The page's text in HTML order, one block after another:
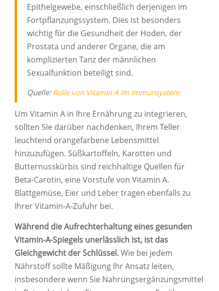
Epithelgewebe, einschließlich derjenigen im
Fortpflanzungssystem. Dies ist besonders
wichtig für die Gesundheit der Hoden, der
Prostata und anderer Organe, die am
komplizierten Tanz der männlichen
Sexualfunktion beteiligt sind.
Quelle: Rolle von Vitamin A im Immunsystem
Um Vitamin A in Ihre Ernährung zu integrieren,
sollten Sie darüber nachdenken, Ihrem Teller
leuchtend orangefarbene Lebensmittel
hinzuzufügen. Süßkartoffeln, Karotten und
Butternusskürbis sind reichhaltige Quellen für
Beta-Carotin, eine Vorstufe von Vitamin A.
Blattgemüse, Eier und Leber tragen ebenfalls zu
Ihrer Vitamin-A-Zufuhr bei.
Während die Aufrechterhaltung eines gesunden
Vitamin-A-Spiegels unerlässlich ist, ist das
Gleichgewicht der Schlüssel.Wie bei jedem
Nährstoff sollte Mäßigung Ihr Ansatz leiten,
insbesondere wenn Sie Nahrungsergänzungsmittel